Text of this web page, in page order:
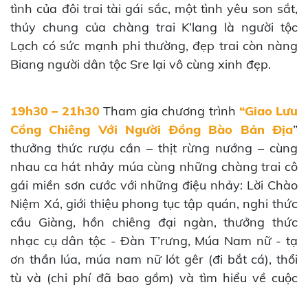
tình của đôi trai tài gái sắc, một tình yêu son sắt,
thủy chung của chàng trai K’lang là người tộc
Lạch có sức mạnh phi thường, đẹp trai còn nàng
Biang người dân tộc Sre lại vô cùng xinh đẹp.
19h30 – 21h30Tham gia chương trình “Giao Lưu
Cồng Chiêng Với Người Đồng Bào Bản Địa”
thưởng thức rượu cần – thịt rừng nướng – cùng
nhau ca hát nhảy múa cùng những chàng trai cô
gái miền sơn cước với những điệu nhảy: Lời Chào
Niệm Xá, giới thiệu phong tục tập quán, nghi thức
cầu Giàng, hồn chiêng đại ngàn, thưởng thức
nhạc cụ dân tộc - Đàn T’rưng, Múa Nam nữ - tạ
ơn thần lúa, múa nam nữ lót gêr (đi bắt cá), thổi
tù và (chi phí đã bao gồm) và tìm hiểu về cuộc